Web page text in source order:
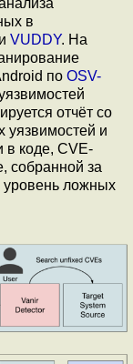
в
и VUDDY. На
по OSV-
отчёт со
уязвимостей и
в коде, CVE-
собранной за
уровень ложных